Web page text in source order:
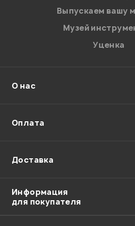
Введите проверочное число:
Отправить
Выпускаем вашу
Музей
Уценка
О нас
Оплата
Доставка
Информация
для покупателя